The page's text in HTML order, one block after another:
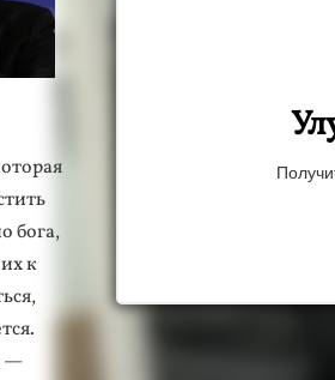
бога,
к
—